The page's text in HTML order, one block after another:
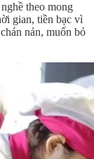
theo mong
gian, tiền bạc vì
nản, muốn bỏ